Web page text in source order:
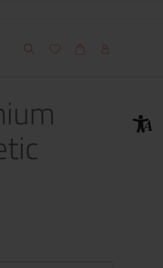
Suche Meine Wunschliste
WarenkorbMein Account